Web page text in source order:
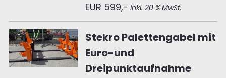
EUR 599,- inkl. 20 % MwSt.
Stekro Palettengabel mit
Euro-und
Dreipunktaufnahme